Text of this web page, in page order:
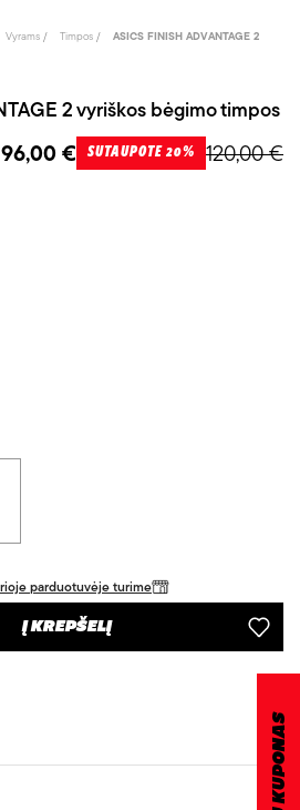
Vyrams Timpos
ASICS FINISH ADVANTAGE 2
2 vyriškos bėgimo timpos
120,00 €
96,00 € SUTAUPOTE 20%
parduotuvėje turime
Į KREPŠELĮ